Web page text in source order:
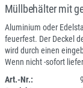
Müllbehälter mit
Aluminium oder
feuerfest. Der Deckel
wird durch einen
Wenn nicht -sofort
Art.-Nr.: